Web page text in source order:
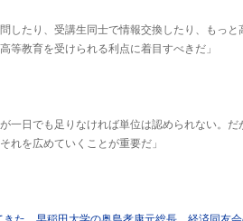
したり、受講生同士で情報交換したり、もっと
教育を受けられる利点に着目すべきだ」
一日でも足りなければ単位は認められない。だ
れを広めていくことが重要だ」